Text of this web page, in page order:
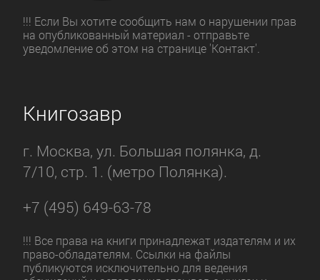
!!! Если Вы хотите сообщить нам о нарушении прав
на опубликованный материал - отправьте
уведомление об этом на странице 'Контакт'.
Книгозавр
г. Москва, ул. Большая полянка, д.
7/10, стр. 1. (метро Полянка).
+7 (495) 649-63-78
!!! Все права на книги принадлежат издателям и их
право-обладателям. Ссылки на файлы
публикуются исключительно для ведения